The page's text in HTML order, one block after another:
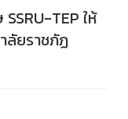
TEP ให้
ลัยราชภัฏ